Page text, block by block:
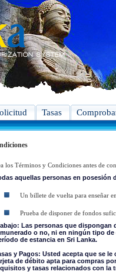
Tasas
los Términos y Condiciones antes de
aquellas personas en posesión
Un billete de vuelta para enseñar
Prueba de disponer de fondos
Las personas que dispongan
o no, ni en ningún tipo
de estancia en Sri Lanka.
y Pagos: Usted acepta que se
de débito apta para compras
y tasas relacionados con la